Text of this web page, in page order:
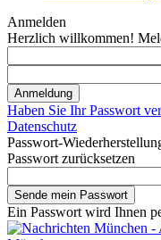
Anmelden
Herzlich willkommen!
Haben Sie Ihr Passwort
Datenschutz
Passwort-
Passwort zurücksetzen
Ein Passwort wird Ihnen